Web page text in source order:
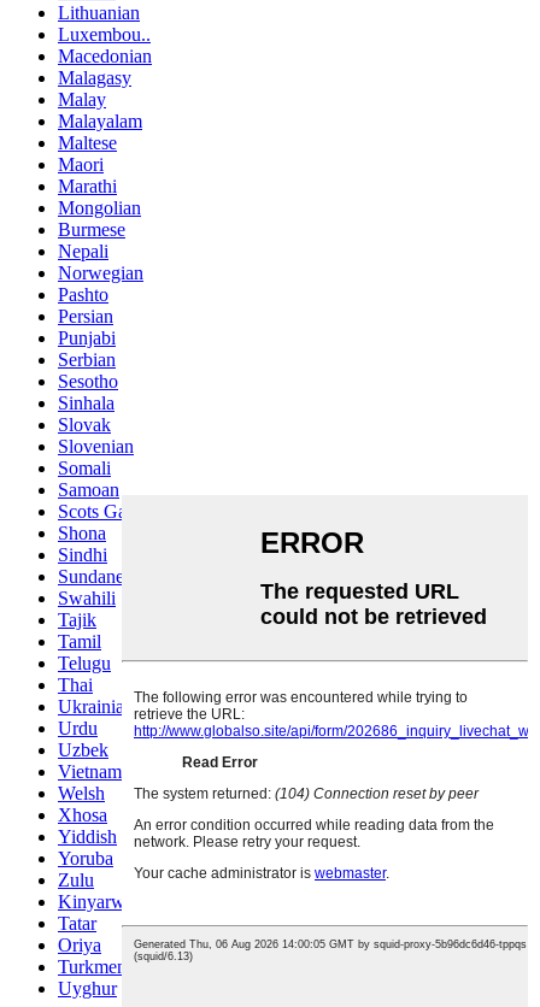
Lithuanian
Luxembou..
Macedonian
Malagasy
Malay
Malayalam
Maltese
Maori
Marathi
Mongolian
Burmese
Nepali
Norwegian
Pashto
Persian
Punjabi
Serbian
Sesotho
Sinhala
Slovak
Slovenian
Somali
Samoan
Scots Gaelic
Shona
Sindhi
Sundanese
Swahili
Tajik
Tamil
Telugu
Thai
Ukrainian
Urdu
Uzbek
Vietnamese
Welsh
Xhosa
Yiddish
Yoruba
Zulu
Kinyarwanda
Tatar
Oriya
Turkmen
Uyghur